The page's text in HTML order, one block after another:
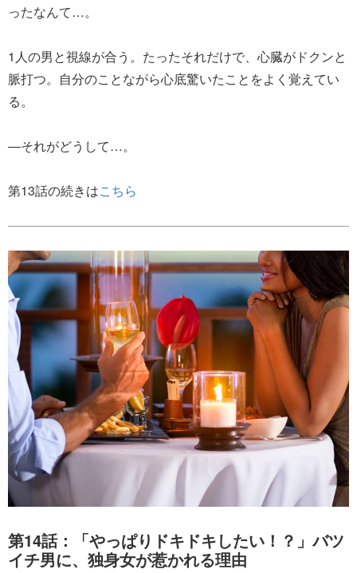
ったなんて…。
1人の男と視線が合う。たったそれだけで、心臓がドクンと
脈打つ。自分のことながら心底驚いたことをよく覚えてい
る。
―それがどうして…。
第13話の続きはこちら
第14話：「やっぱりドキドキしたい！？」バツ
イチ男に、独身女が惹かれる理由